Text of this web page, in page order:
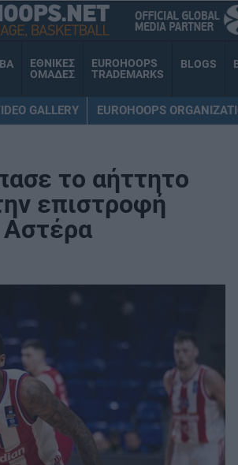
ΕΘΝΙΚΕΣ
ΟΜΑΔΕΣ
EUROHOOPS
TRADEMARKS
BLOGS
GALLERY EUROHOOPS
το αήττητο
επιστροφή
Αστέρα